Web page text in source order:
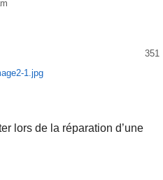
351
lors de la réparation d’une